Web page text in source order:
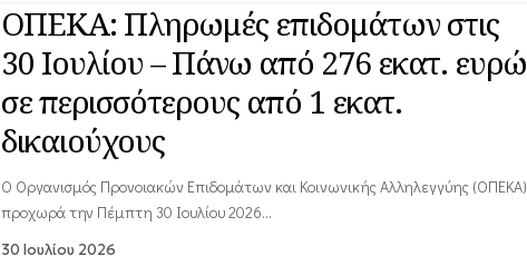
ΟΠΕΚΑ: Πληρωμές επιδομάτων στις
30 Ιουλίου – Πάνω από 276 εκατ. ευρώ
σε περισσότερους από 1 εκατ.
δικαιούχους
Ο Οργανισμός Προνοιακών Επιδομάτων και Κοινωνικής Αλληλεγγύης (ΟΠΕΚΑ)
προχωρά την Πέμπτη 30 Ιουλίου 2026…
30 Ιουλίου 2026